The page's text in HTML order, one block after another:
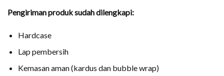
Pengiriman produk sudah dilengkapi:
Hardcase
Lap pembersih
Kemasan aman (kardus dan bubble wrap)